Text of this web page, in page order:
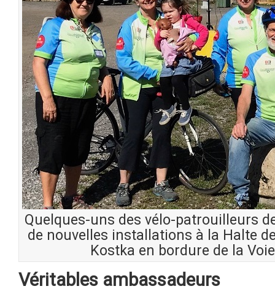
Quelques-uns des vélo-patrouilleurs
de nouvelles installations à la Halte
Kostka en bordure de la
Véritables ambassadeurs